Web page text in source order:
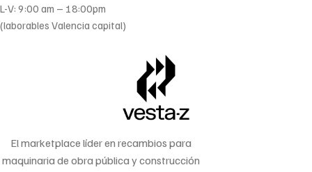
L-V: 9:00 am – 18:00pm
(laborables Valencia capital)
El marketplace líder en recambios para
maquinaria de obra pública y construcción